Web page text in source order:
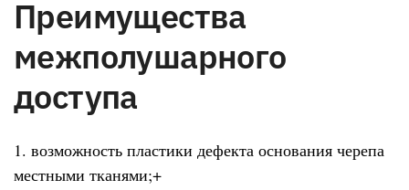
Преимущества
межполушарного
доступа
1. возможность пластики дефекта основания черепа
местными тканями;+